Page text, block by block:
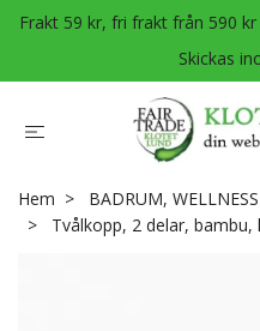
Frakt 59 kr, fri frakt från 590
Skickas
Hem BADRUM, WELLNESS
Tvålkopp, 2 delar, bambu,